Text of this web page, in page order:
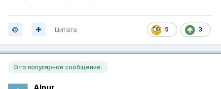
5 3
Цитата
Это популярное сообщение.